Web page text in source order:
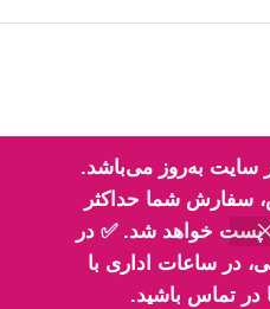
سایت به‌روز می‌باشد.
سفارش شما حداکثر
پست خواهد شد. ✅ در
در ساعات اداری با
در تماس باشید.